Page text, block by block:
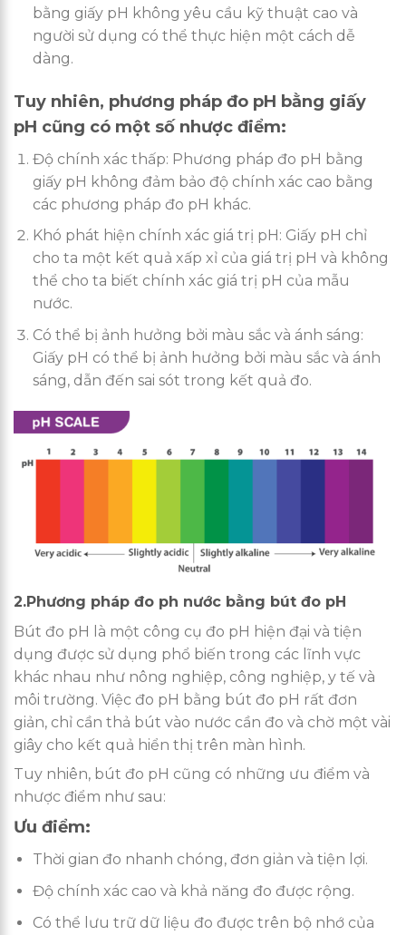
bằng giấy pH không yêu cầu kỹ thuật cao và
người sử dụng có thể thực hiện một cách dễ
dàng.
Tuy nhiên, phương pháp đo pH bằng giấy
pH cũng có một số nhược điểm:
Độ chính xác thấp: Phương pháp đo pH bằng
giấy pH không đảm bảo độ chính xác cao bằng
các phương pháp đo pH khác.
Khó phát hiện chính xác giá trị pH: Giấy pH chỉ
cho ta một kết quả xấp xỉ của giá trị pH và không
thể cho ta biết chính xác giá trị pH của mẫu
nước.
Có thể bị ảnh hưởng bởi màu sắc và ánh sáng:
Giấy pH có thể bị ảnh hưởng bởi màu sắc và ánh
sáng, dẫn đến sai sót trong kết quả đo.
2.Phương pháp đo ph nước bằng bút đo pH
Bút đo pH là một công cụ đo pH hiện đại và tiện
dụng được sử dụng phổ biến trong các lĩnh vực
khác nhau như nông nghiệp, công nghiệp, y tế và
môi trường. Việc đo pH bằng bút đo pH rất đơn
giản, chỉ cần thả bút vào nước cần đo và chờ một vài
giây cho kết quả hiển thị trên màn hình.
Tuy nhiên, bút đo pH cũng có những ưu điểm và
nhược điểm như sau:
Ưu điểm:
Thời gian đo nhanh chóng, đơn giản và tiện lợi.
Độ chính xác cao và khả năng đo được rộng.
Có thể lưu trữ dữ liệu đo được trên bộ nhớ của